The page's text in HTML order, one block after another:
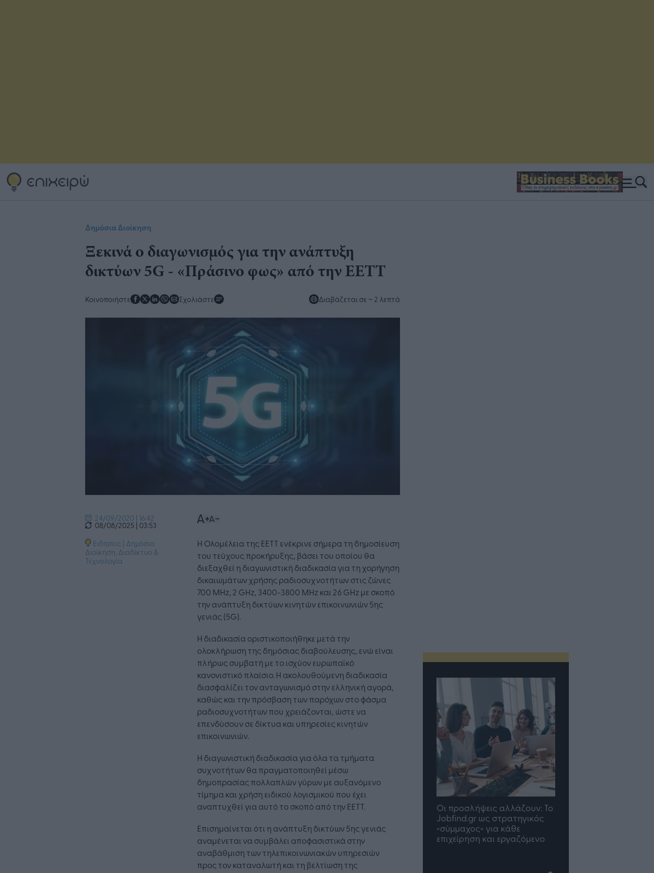
Δημόσια Διοίκηση
Ξεκινά ο διαγωνισμός για την ανάπτυξη
δικτύων 5G - «Πράσινο φως» από την ΕΕΤΤ
Κοινοποιήστε Σχολιάστε Διαβάζεται σε ~ 2 λεπτά
24/09/2020 | 16:42
08/08/2025 | 03:53
Ειδήσεις | Δημόσια
Διοίκηση, Διαδίκτυο &
Τεχνολογία
Η Ολομέλεια της ΕΕΤΤ ενέκρινε σήμερα τη δημοσίευση
του τεύχους προκήρυξης, βάσει του οποίου θα
διεξαχθεί η διαγωνιστική διαδικασία για τη χορήγηση
δικαιωμάτων χρήσης ραδιοσυχνοτήτων στις ζώνες
700 MHz, 2 GHz, 3400-3800 MHz και 26 GHz με σκοπό
την ανάπτυξη δικτύων κινητών επικοινωνιών 5ης
γενιάς (5G).
Η διαδικασία οριστικοποιήθηκε μετά την
ολοκλήρωση της δημόσιας διαβούλευσης, ενώ είναι
πλήρως συμβατή με το ισχύον ευρωπαϊκό
κανονιστικό πλαίσιο. Η ακολουθούμενη διαδικασία
διασφαλίζει τον ανταγωνισμό στην ελληνική αγορά,
καθώς και την πρόσβαση των παρόχων στο φάσμα
ραδιοσυχνοτήτων που χρειάζονται, ώστε να
επενδύσουν σε δίκτυα και υπηρεσίες κινητών
επικοινωνιών.
Η διαγωνιστική διαδικασία για όλα τα τμήματα
συχνοτήτων θα πραγματοποιηθεί μέσω
δημοπρασίας πολλαπλών γύρων με αυξανόμενο
τίμημα και χρήση ειδικού λογισμικού που έχει
αναπτυχθεί για αυτό το σκοπό από την ΕΕΤΤ.
Επισημαίνεται ότι η ανάπτυξη δικτύων 5ης γενιάς
αναμένεται να συμβάλει αποφασιστικά στην
αναβάθμιση των τηλεπικοινωνιακών υπηρεσιών
προς τον καταναλωτή και τη βελτίωση της
Η Τεχνητή Νοημοσύνη: το νέο
επιχείρησης
Οι προσλήψεις αλλάζουν: To
«σύμμαχος» για κάθε
επιχείρηση και εργαζόμενο
TP Greece: Πώς
διαμορφώνεται το μέλλον
του Insurance στην εποχή
του AI